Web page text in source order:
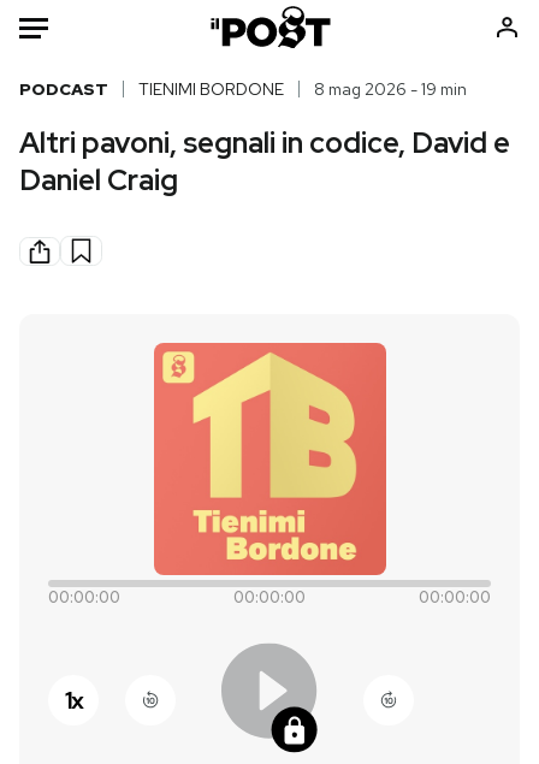
Auto
HOME
Mondo
Politica
Ok Boomer!
Media
Europa
Altrecose
Mondiali calcio 2026
PODCAST
PODCAST TIENIMI BORDONE 8 mag 2026 - 19 min
Altri pavoni, segnali in codice, David e
Daniel Craig
00:00:00 00:00:00 00:00:00
1x